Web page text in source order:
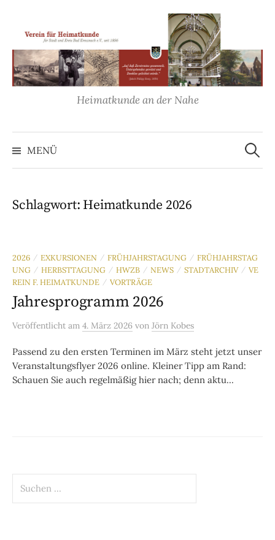
Inhalt
Heimatkunde an der Nahe
MENÜ
Suchen
nach:
Schlagwort: Heimatkunde 2026
2026 / EXKURSIONEN / FRÜHJAHRSTAGUNG / FRÜHJAHRSTAG
UNG / HERBSTTAGUNG / HWZB / NEWS / STADTARCHIV / VE
REIN F. HEIMATKUNDE / VORTRÄGE
Jahresprogramm 2026
Veröffentlicht am 4. März 2026 von Jörn Kobes
Passend zu den ersten Terminen im März steht jetzt unser
Veranstaltungsflyer 2026 online. Kleiner Tipp am Rand:
Schauen Sie auch regelmäßig hier nach; denn aktu...
nach: